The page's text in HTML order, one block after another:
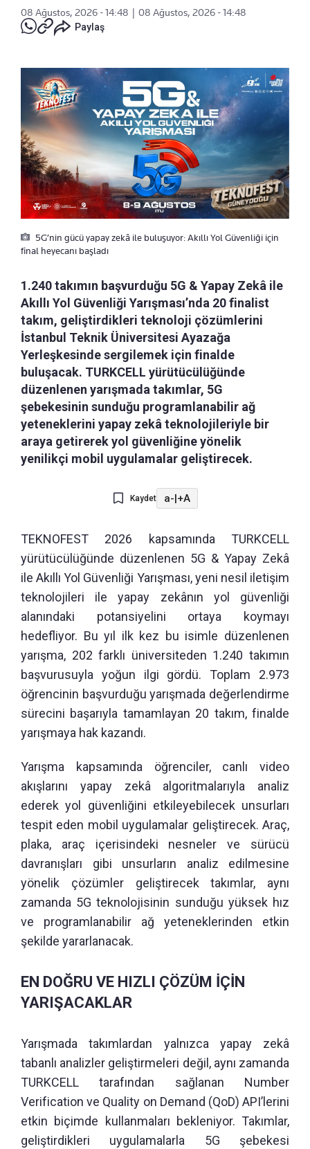
08 Ağustos, 2026 - 14:48
08 Ağustos, 2026 - 14:48
Paylaş
5G’nin gücü yapay zekâ ile buluşuyor: Akıllı Yol Güvenliği için
final heyecanı başladı
1.240 takımın başvurduğu 5G & Yapay Zekâ ile
Akıllı Yol Güvenliği Yarışması’nda 20 finalist
takım, geliştirdikleri teknoloji çözümlerini
İstanbul Teknik Üniversitesi Ayazağa
Yerleşkesinde sergilemek için finalde
buluşacak. TURKCELL yürütücülüğünde
düzenlenen yarışmada takımlar, 5G
şebekesinin sunduğu programlanabilir ağ
yeteneklerini yapay zekâ teknolojileriyle bir
araya getirerek yol güvenliğine yönelik
yenilikçi mobil uygulamalar geliştirecek.
Kaydet a-|+A
TEKNOFEST 2026 kapsamında TURKCELL
yürütücülüğünde düzenlenen 5G & Yapay Zekâ
ile Akıllı Yol Güvenliği Yarışması, yeni nesil iletişim
teknolojileri ile yapay zekânın yol güvenliği
alanındaki potansiyelini ortaya koymayı
hedefliyor. Bu yıl ilk kez bu isimle düzenlenen
yarışma, 202 farklı üniversiteden 1.240 takımın
başvurusuyla yoğun ilgi gördü. Toplam 2.973
öğrencinin başvurduğu yarışmada değerlendirme
sürecini başarıyla tamamlayan 20 takım, finalde
yarışmaya hak kazandı.
Yarışma kapsamında öğrenciler, canlı video
akışlarını yapay zekâ algoritmalarıyla analiz
ederek yol güvenliğini etkileyebilecek unsurları
tespit eden mobil uygulamalar geliştirecek. Araç,
plaka, araç içerisindeki nesneler ve sürücü
davranışları gibi unsurların analiz edilmesine
yönelik çözümler geliştirecek takımlar, aynı
zamanda 5G teknolojisinin sunduğu yüksek hız
ve programlanabilir ağ yeteneklerinden etkin
şekilde yararlanacak.
EN DOĞRU VE HIZLI ÇÖZÜM İÇİN
YARIŞACAKLAR
Yarışmada takımlardan yalnızca yapay zekâ
tabanlı analizler geliştirmeleri değil, aynı zamanda
TURKCELL tarafından sağlanan Number
Verification ve Quality on Demand (QoD) API’lerini
etkin biçimde kullanmaları bekleniyor. Takımlar,
geliştirdikleri uygulamalarla 5G şebekesi